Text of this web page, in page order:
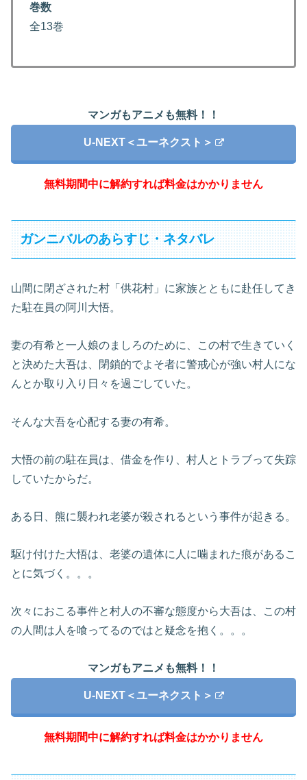
巻数
全13巻
マンガもアニメも無料！！
U-NEXT＜ユーネクスト＞
無料期間中に解約すれば料金はかかりません
ガンニバルのあらすじ・ネタバレ
山間に閉ざされた村「供花村」に家族とともに赴任してき
た駐在員の阿川大悟。
妻の有希と一人娘のましろのために、この村で生きていく
と決めた大吾は、閉鎖的でよそ者に警戒心が強い村人にな
んとか取り入り日々を過ごしていた。
そんな大吾を心配する妻の有希。
大悟の前の駐在員は、借金を作り、村人とトラブって失踪
していたからだ。
ある日、熊に襲われ老婆が殺されるという事件が起きる。
駆け付けた大悟は、老婆の遺体に人に噛まれた痕があるこ
とに気づく。。。
次々におこる事件と村人の不審な態度から大吾は、この村
の人間は人を喰ってるのではと疑念を抱く。。。
マンガもアニメも無料！！
U-NEXT＜ユーネクスト＞
無料期間中に解約すれば料金はかかりません